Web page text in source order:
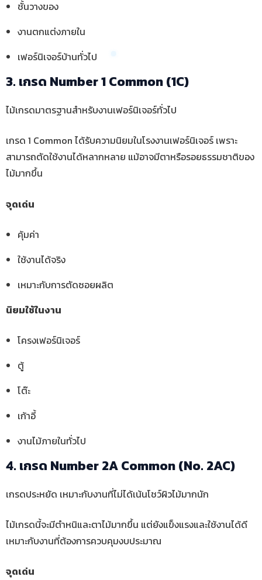
ชั้นวางของ
งานตกแต่งภายใน
เฟอร์นิเจอร์บ้านทั่วไป
3. เกรด Number 1 Common (1C)
ไม้เกรดมาตรฐานสำหรับงานเฟอร์นิเจอร์ทั่วไป
เกรด 1 Common ได้รับความนิยมในโรงงานเฟอร์นิเจอร์ เพราะ
สามารถตัดใช้งานได้หลากหลาย แม้อาจมีตาหรือรอยธรรมชาติของ
ไม้มากขึ้น
จุดเด่น
คุ้มค่า
ใช้งานได้จริง
เหมาะกับการตัดซอยผลิต
นิยมใช้ในงาน
โครงเฟอร์นิเจอร์
ตู้
โต๊ะ
เก้าอี้
งานไม้ภายในทั่วไป
4. เกรด Number 2A Common (No. 2AC)
เกรดประหยัด เหมาะกับงานที่ไม่ได้เน้นโชว์ผิวไม้มากนัก
ไม้เกรดนี้จะมีตำหนิและตาไม้มากขึ้น แต่ยังแข็งแรงและใช้งานได้ดี
เหมาะกับงานที่ต้องการควบคุมงบประมาณ
จุดเด่น